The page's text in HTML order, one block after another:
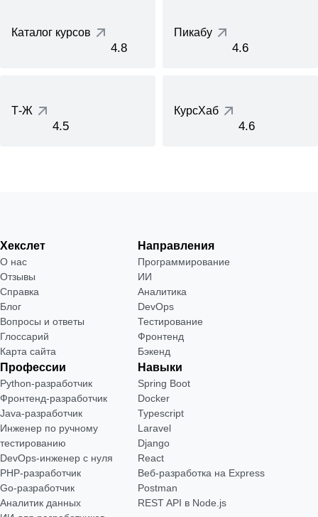
Каталог курсов
4.8
Пикабу
4.6
Т-Ж
4.5
КурсХаб
4.6
Хекслет
О нас
Отзывы
Справка
Блог
Вопросы и ответы
Глоссарий
Карта сайта
Направления
Программирование
ИИ
Аналитика
DevOps
Тестирование
Фронтенд
Бэкенд
Профессии
Python-разработчик
Фронтенд-разработчик
Java-разработчик
Инженер по ручному
тестированию
DevOps-инженер с нуля
РНР-разработчик
Go-разработчик
Аналитик данных
Навыки
Spring Boot
Docker
Typescript
Laravel
Django
React
Веб-разработка на Express
Postman
REST API в Node.js